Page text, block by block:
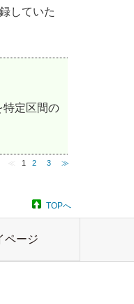
していた
特定区間の
1 2 3 ≫
TOPへ
ページ